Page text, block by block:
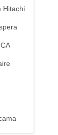
Hitachi